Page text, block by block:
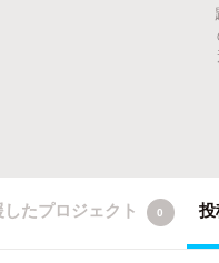
したプロジェクト 0